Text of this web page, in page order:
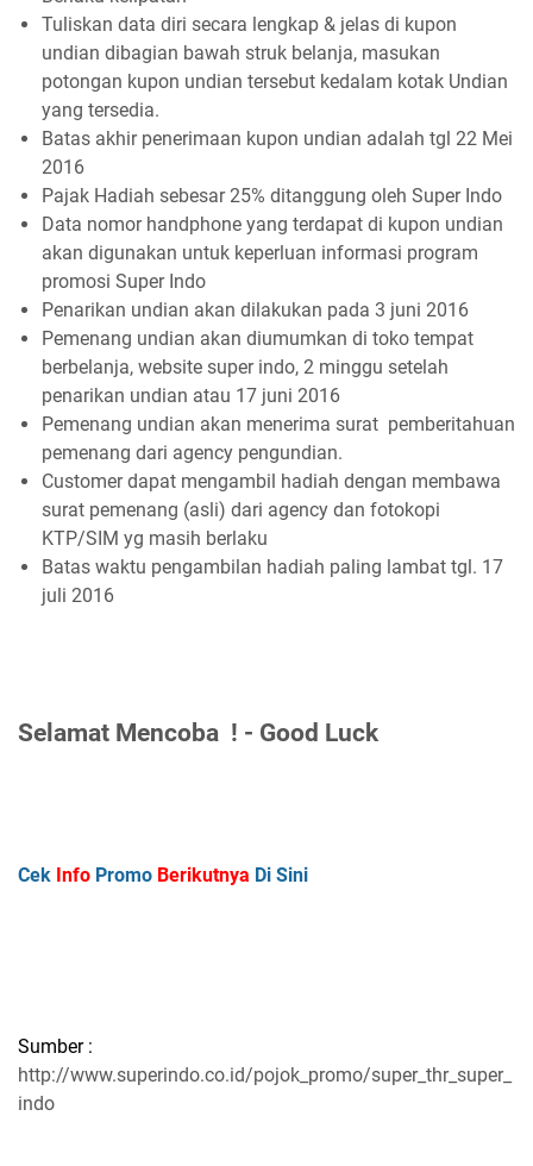
Tuliskan data diri secara lengkap & jelas di kupon
undian dibagian bawah struk belanja, masukan
potongan kupon undian tersebut kedalam kotak Undian
yang tersedia.
Batas akhir penerimaan kupon undian adalah tgl 22 Mei
2016
Pajak Hadiah sebesar 25% ditanggung oleh Super Indo
Data nomor handphone yang terdapat di kupon undian
akan digunakan untuk keperluan informasi program
promosi Super Indo
Penarikan undian akan dilakukan pada 3 juni 2016
Pemenang undian akan diumumkan di toko tempat
berbelanja, website super indo, 2 minggu setelah
penarikan undian atau 17 juni 2016
Pemenang undian akan menerima surat pemberitahuan
pemenang dari agency pengundian.
Customer dapat mengambil hadiah dengan membawa
surat pemenang (asli) dari agency dan fotokopi
KTP/SIM yg masih berlaku
Batas waktu pengambilan hadiah paling lambat tgl. 17
juli 2016
Selamat Mencoba ! - Good Luck
Cek Info Promo Berikutnya Di Sini
Sumber :
http://www.superindo.co.id/pojok_promo/super_thr_super_
indo